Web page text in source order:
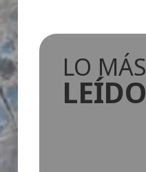
LO MÁS
LEÍDO